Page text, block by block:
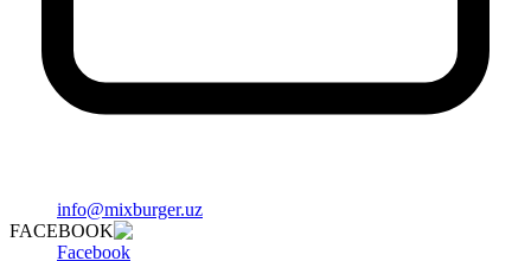
info@mixburger.uz
FACEBOOK
Facebook